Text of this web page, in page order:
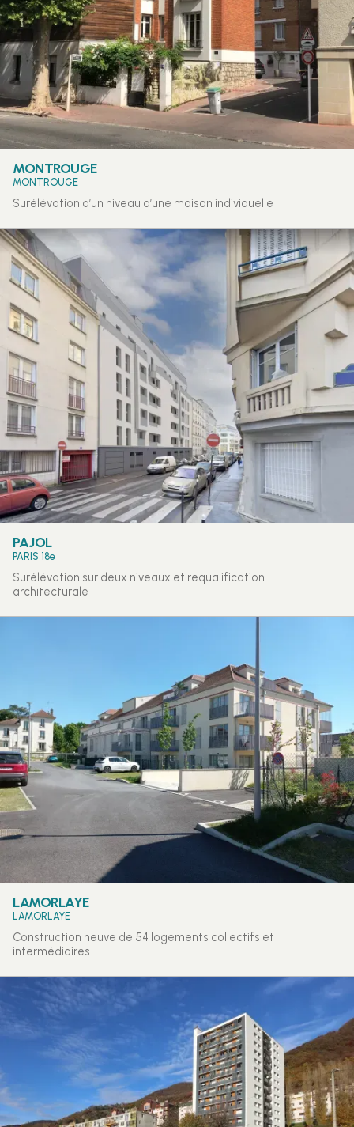
MONTROUGE
MONTROUGE
Surélévation d’un niveau d’une maison individuelle
PAJOL
PARIS 18e
Surélévation sur deux niveaux et requalification
architecturale
LAMORLAYE
LAMORLAYE
Construction neuve de 54 logements collectifs et
intermédiaires